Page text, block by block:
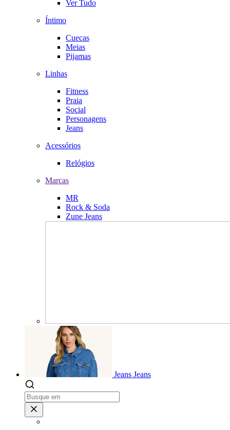
Ver Tudo
Íntimo
Cuecas
Meias
Pijamas
Linhas
Fitness
Praia
Social
Personagens
Jeans
Acessórios
Relógios
Marcas
MR
Rock & Soda
Zune Jeans
Jeans Jeans